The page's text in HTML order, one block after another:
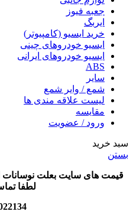
جعبه فیوز
ایربگ
خرید ایسیو (کامپیوتر)
ایسیو خودروهای چینی
ایسیو خودروهای ایرانی
ABS
سایر
شمع / وایر شمع
لیست علاقه مندی ها
مقایسه
ورود / عضویت
سبد خرید
بستن
قیمت های سایت بعلت نوسانات
لطفا